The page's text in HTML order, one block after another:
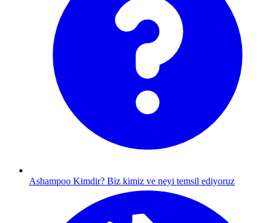
Ashampoo Kimdir? Biz kimiz ve neyi temsil ediyoruz